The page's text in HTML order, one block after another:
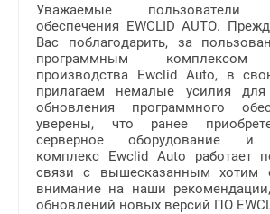
Уважаемые пользователи
обеспечения EWCLID AUTO.
Вас поблагодарить, за
программным комплексом
производства Ewclid Auto, в
прилагаем немалые усилия
обновления программного
уверены, что ранее
серверное оборудование и
комплекс Ewclid Auto работает
связи с вышесказанным хотим
внимание на наши
обновлений новых версий ПО